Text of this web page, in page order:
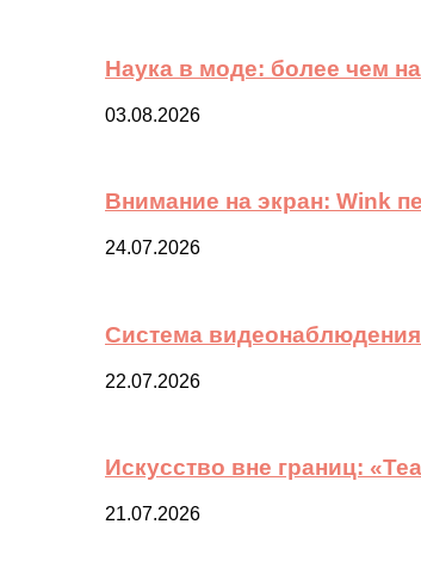
Наука в моде: более чем
03.08.2026
Внимание на экран: Wink
24.07.2026
Система
22.07.2026
Искусство вне границ:
21.07.2026